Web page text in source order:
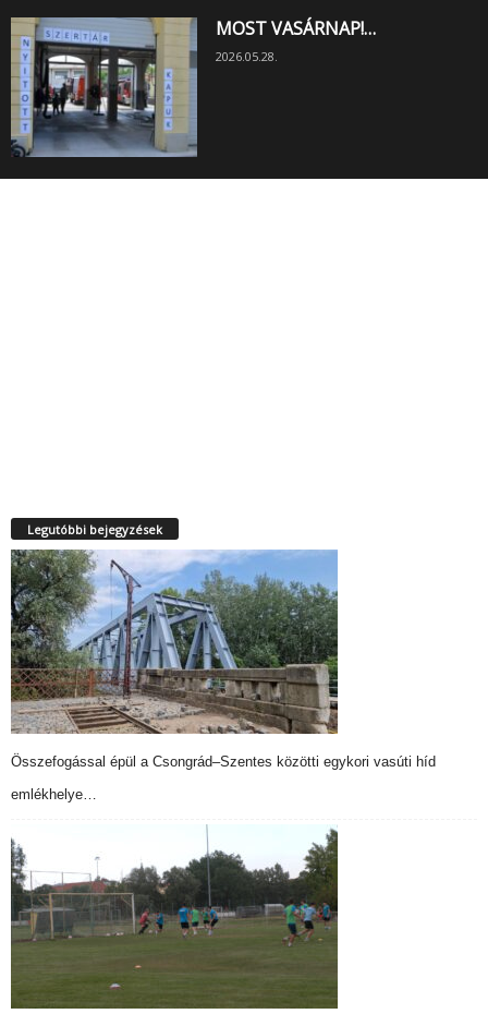
MOST VASÁRNAP!…
2026.05.28.
Legutóbbi bejegyzések
Összefogással épül a Csongrád–Szentes közötti egykori vasúti híd
emlékhelye…